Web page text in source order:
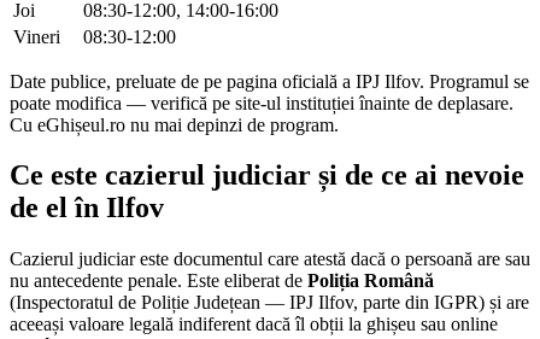
Joi
08:30-12:00, 14:00-16:00
Vineri
08:30-12:00
Date publice, preluate de pe pagina oficială a IPJ Ilfov. Programul se
poate modifica — verifică pe site-ul instituției înainte de deplasare.
Cu eGhișeul.ro nu mai depinzi de program.
Ce este cazierul judiciar și de ce ai nevoie
de el în Ilfov
Cazierul judiciar este documentul care atestă dacă o persoană are sau
nu antecedente penale. Este eliberat de Poliția Română
(Inspectoratul de Poliție Județean — IPJ Ilfov, parte din IGPR) și are
aceeași valoare legală indiferent dacă îl obții la ghișeu sau online